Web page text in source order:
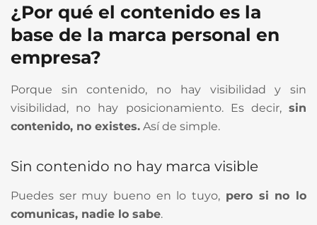
¿Por qué el contenido es la
base de la marca personal en
empresa?
Porque sin contenido, no hay visibilidad y sin
visibilidad, no hay posicionamiento. Es decir, sin
contenido, no existes. Así de simple.
Sin contenido no hay marca visible
Puedes ser muy bueno en lo tuyo, pero si no lo
comunicas, nadie lo sabe.